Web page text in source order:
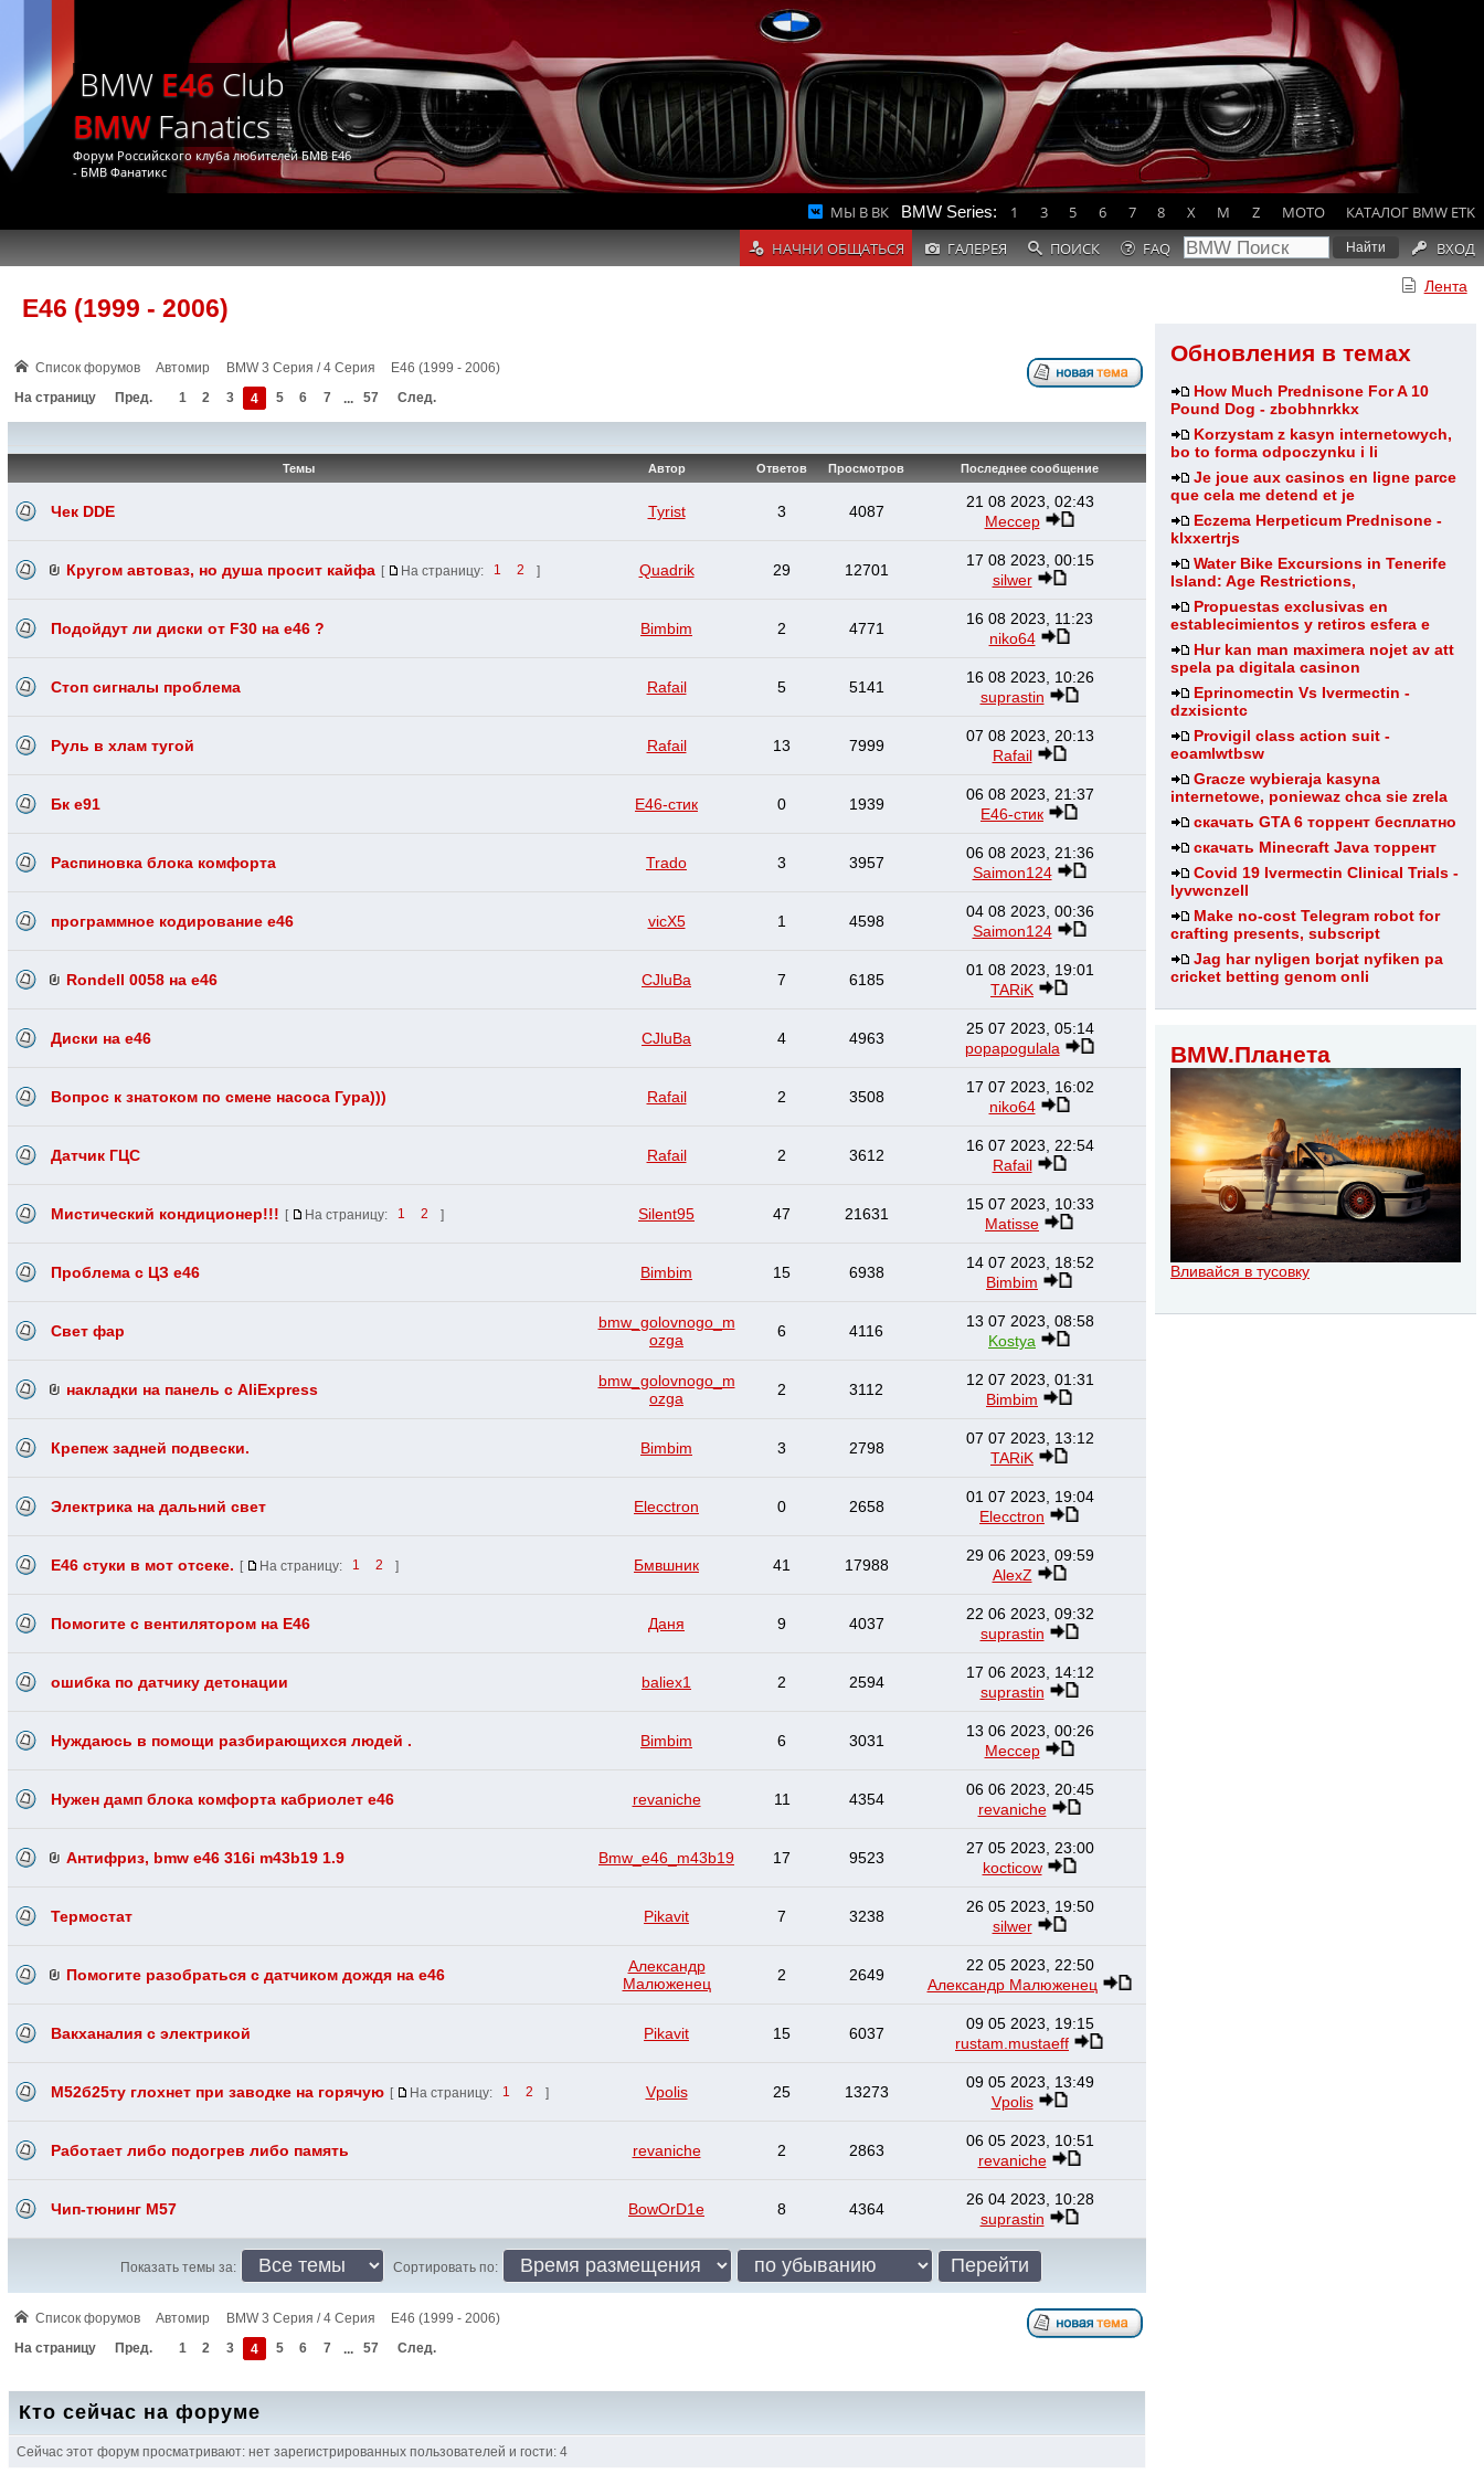
BMW E46 Club
BMWFanatics
Форум Российского клуба любителей БМВ Е46
- БМВ Фанатикс
МЫ В ВК BMW Series: 1 3 5 6 7 8 X M Z MOTO
КАТАЛОГ BMW ETK
НАЧНИ ОБЩАТЬСЯ
ГАЛЕРЕЯ ПОИСК FAQ ВХОД
Лента
Обновления в темах
How Much Prednisone For A 10
Pound Dog - zbobhnrkkx
Korzystam z kasyn internetowych,
bo to forma odpoczynku i li
Je joue aux casinos en ligne parce
que cela me detend et je
Eczema Herpeticum Prednisone -
klxxertrjs
Water Bike Excursions in Tenerife
Island: Age Restrictions,
Propuestas exclusivas en
establecimientos y retiros esfera e
Hur kan man maximera nojet av att
spela pa digitala casinon
Eprinomectin Vs Ivermectin -
dzxisicntc
Provigil class action suit -
eoamlwtbsw
Gracze wybieraja kasyna
internetowe, poniewaz chca sie zrela
скачать GTA 6 торрент бесплатно
скачать Minecraft Java торрент
Covid 19 Ivermectin Clinical Trials -
lyvwcnzell
Make no-cost Telegram robot for
crafting presents, subscript
Jag har nyligen borjat nyfiken pa
cricket betting genom onli
BMW.Планета
Вливайся в тусовку
E46 (1999 - 2006)
Список форумов Автомир BMW 3 Серия / 4 Серия
E46 (1999 - 2006)
На страницу
Пред. 1 2 3 4 5 6 7 ... 57 След.
Темы Автор Ответов Просмотров Последнее сообщение
Чек DDE Tyrist 3 4087
21 08 2023, 02:43
Мессер
Кругом автоваз, но душа просит кайфа [ На страницу: 1 2 ] Quadrik 29 12701
17 08 2023, 00:15
silwer
Подойдут ли диски от F30 на е46 ? Bimbim 2 4771
16 08 2023, 11:23
niko64
Стоп сигналы проблема Rafail 5 5141
16 08 2023, 10:26
suprastin
Руль в хлам тугой Rafail 13 7999
07 08 2023, 20:13
Rafail
Бк е91 E46-стик 0 1939
06 08 2023, 21:37
E46-стик
Распиновка блока комфорта Trado 3 3957
06 08 2023, 21:36
Saimon124
программное кодирование е46 vicX5 1 4598
04 08 2023, 00:36
Saimon124
Rondell 0058 на e46 CJluBa 7 6185
01 08 2023, 19:01
TARiK
Диски на e46 CJluBa 4 4963
25 07 2023, 05:14
popapogulala
Вопрос к знатоком по смене насоса Гура))) Rafail 2 3508
17 07 2023, 16:02
niko64
Датчик ГЦС Rafail 2 3612
16 07 2023, 22:54
Rafail
Мистический кондиционер!!! [ На страницу: 1 2 ] Silent95 47 21631
15 07 2023, 10:33
Matisse
Проблема с ЦЗ е46 Bimbim 15 6938
14 07 2023, 18:52
Bimbim
Свет фар
bmw_golovnogo_m
ozga
6 4116
13 07 2023, 08:58
Kostya
накладки на панель с AliExpress
bmw_golovnogo_m
ozga
2 3112
12 07 2023, 01:31
Bimbim
Крепеж задней подвески. Bimbim 3 2798
07 07 2023, 13:12
TARiK
Электрика на дальний свет Elecctron 0 2658
01 07 2023, 19:04
Elecctron
Е46 стуки в мот отсеке. [ На страницу: 1 2 ] Бмвшник 41 17988
29 06 2023, 09:59
AlexZ
Помогите с вентилятором на Е46 Даня 9 4037
22 06 2023, 09:32
suprastin
ошибка по датчику детонации baliex1 2 2594
17 06 2023, 14:12
suprastin
Нуждаюсь в помощи разбирающихся людей . Bimbim 6 3031
13 06 2023, 00:26
Мессер
Нужен дамп блока комфорта кабриолет е46 revaniche 11 4354
06 06 2023, 20:45
revaniche
Антифриз, bmw e46 316i m43b19 1.9 Bmw_e46_m43b19 17 9523
27 05 2023, 23:00
kocticow
Термостат Pikavit 7 3238
26 05 2023, 19:50
silwer
Помогите разобраться с датчиком дождя на е46
Александр
Малюженец
2 2649
22 05 2023, 22:50
Александр Малюженец
Вакханалия с электрикой Pikavit 15 6037
09 05 2023, 19:15
rustam.mustaeff
M52б25ту глохнет при заводке на горячую [ На страницу: 1 2 ] Vpolis 25 13273
09 05 2023, 13:49
Vpolis
Работает либо подогрев либо память revaniche 2 2863
06 05 2023, 10:51
revaniche
Чип-тюнинг М57 BowOrD1e 8 4364
26 04 2023, 10:28
suprastin
Показать темы за: Сортировать по:
Список форумов Автомир BMW 3 Серия / 4 Серия
E46 (1999 - 2006)
На страницу
Пред. 1 2 3 4 5 6 7 ... 57 След.
Кто сейчас на форуме
Сейчас этот форум просматривают: нет зарегистрированных пользователей и гости: 4